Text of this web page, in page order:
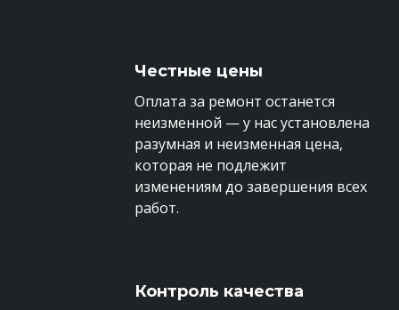
Честные цены
Оплата за ремонт останется
неизменной — у нас установлена
разумная и неизменная цена,
которая не подлежит
изменениям до завершения всех
работ.
Контроль качества